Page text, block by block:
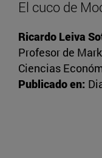
El cuco de
Ricardo Leiva
Profesor de
Ciencias
Publicado en: